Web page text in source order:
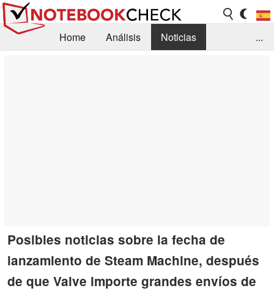
Home Análisis
Noticias
...
Posibles noticias sobre la fecha de
lanzamiento de Steam Machine, después
de que Valve importe grandes envíos de